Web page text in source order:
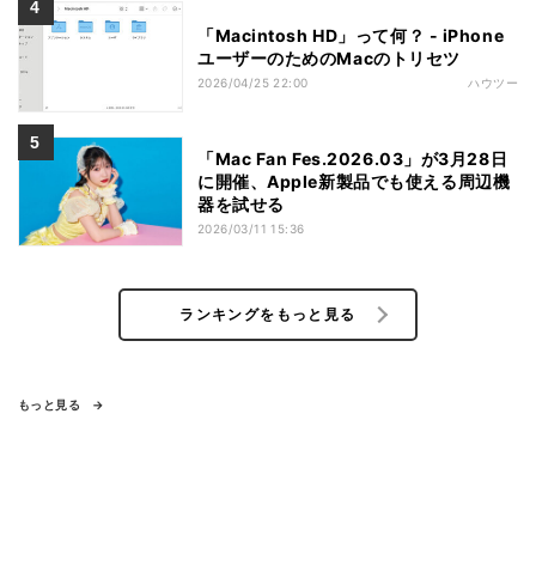
「Macintosh HD」って何？ - iPhone
ユーザーのためのMacのトリセツ
2026/04/25 22:00 ハウツー
「Mac Fan Fes.2026.03」が3月28日
に開催、Apple新製品でも使える周辺機
器を試せる
2026/03/11 15:36
ランキングをもっと見る
もっと見る